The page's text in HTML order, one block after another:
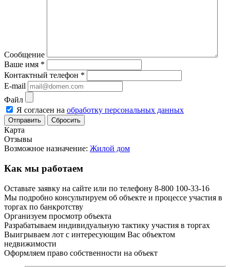
Сообщение
Ваше имя *
Контактный телефон *
E-mail
Файл
Я согласен на обработку персональных данных
Сбросить
Карта
Отзывы
Возможное назначение: Жилой дом
Как мы работаем
Оставьте заявку на сайте или по телефону 8-800 100-33-16
Мы подробно консультируем об объекте и процессе участия в
торгах по банкротству
Организуем просмотр объекта
Разрабатываем индивидуальную тактику участия в торгах
Выигрываем лот с интересующим Вас объектом
недвижимости
Оформляем право собственности на объект